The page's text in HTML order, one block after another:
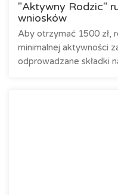
"Aktywny Rodzic"
wniosków
Aby otrzymać 1500 zł,
minimalnej aktywności
odprowadzane składki